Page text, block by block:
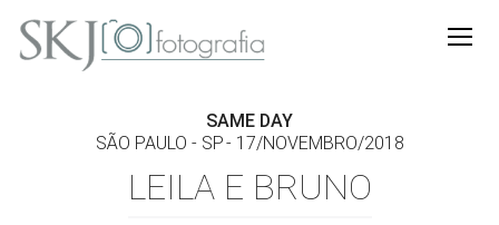
SAME DAY
SÃO PAULO - SP
17/NOVEMBRO/2018
LEILA E BRUNO